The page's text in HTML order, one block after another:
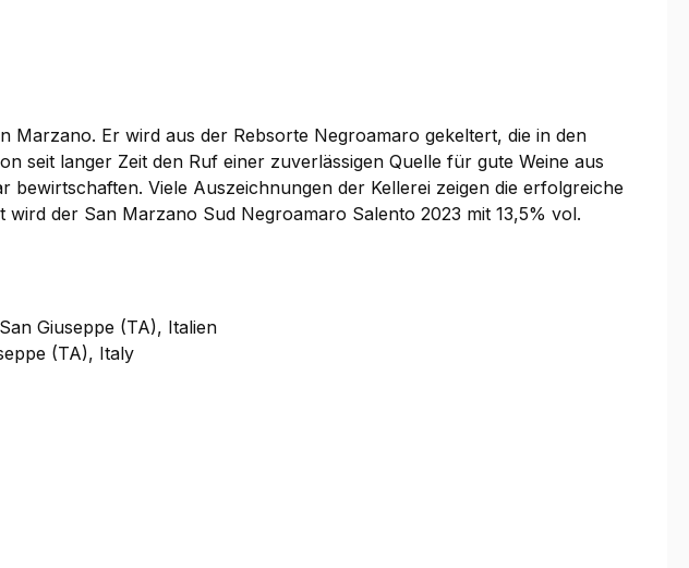
Marzano. Er wird aus der Rebsorte Negroamaro gekeltert, die in den
seit langer Zeit den Ruf einer zuverlässigen Quelle für gute Weine aus
Viele Auszeichnungen der Kellerei zeigen die erfolgreiche
der San Marzano Sud Negroamaro Salento 2023 mit 13,5% vol.
Giuseppe (TA), Italien
(TA), Italy